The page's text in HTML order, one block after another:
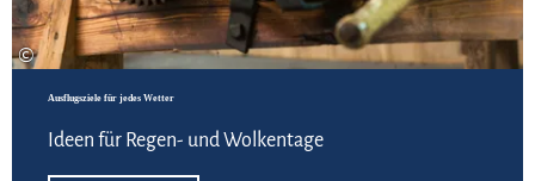
©
Ausflugsziele für jedes Wetter
Ideen für Regen- und Wolkentage